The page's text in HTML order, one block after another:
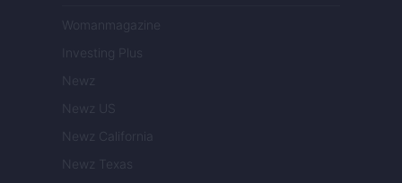
Womanmagazine
Investing Plus
Newz
Newz US
Newz California
Newz Texas